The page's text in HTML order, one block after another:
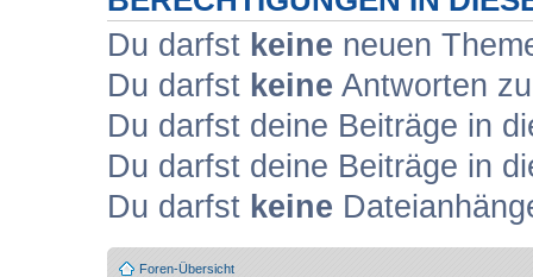
Du darfst keine neuen
Du darfst keine Antworten
Du darfst deine Beiträge in
Du darfst deine Beiträge in
Du darfst keine
Foren-Übersicht